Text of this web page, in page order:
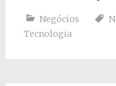
Negócios
Tecnologia